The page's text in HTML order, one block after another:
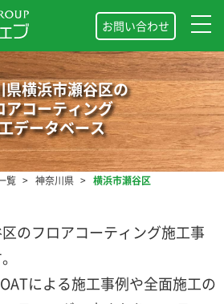
お問い合わせ
県横浜市瀬谷区の
アコーティング
データベース
覧 神奈川県 横浜市瀬谷区
のフロアコーティング施工事
による施工事例や全面施工の